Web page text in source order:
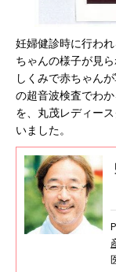
妊婦健診時に行わ
ちゃんの様子が見
しくみで赤ちゃん
の超音波検査でわ
を、丸茂レディー
いました。